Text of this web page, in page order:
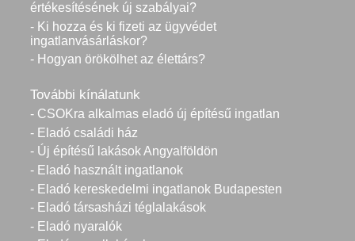
értékesítésének új szabályai?
- Ki hozza és ki fizeti az ügyvédet
ingatlanvásárláskor?
- Hogyan örökölhet az élettárs?
További kínálatunk
- CSOKra alkalmas eladó új építésű ingatlan
- Eladó családi ház
- Új építésű lakások Angyalföldön
- Eladó használt ingatlanok
- Eladó kereskedelmi ingatlanok Budapesten
- Eladó társasházi téglalakások
- Eladó nyaralók